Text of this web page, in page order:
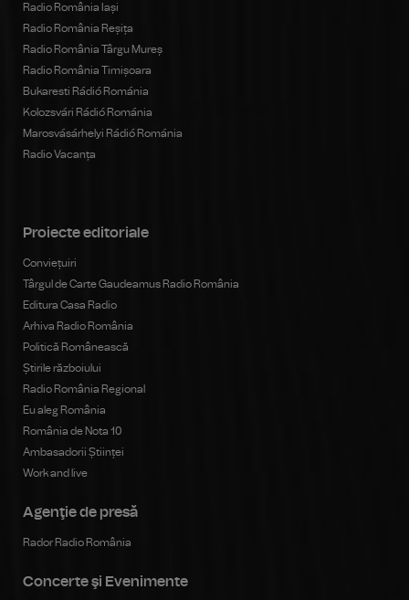
Radio România Iași
Radio România Reșița
Radio România Târgu Mureș
Radio România Timișoara
Bukaresti Rádió Románia
Kolozsvári Rádió Románia
Marosvásárhelyi Rádió Románia
Radio Vacanța
Proiecte editoriale
Conviețuiri
Târgul de Carte Gaudeamus Radio România
Editura Casa Radio
Arhiva Radio România
Politică Românească
Știrile războiului
Radio România Regional
Eu aleg România
România de Nota 10
Ambasadorii Științei
Work and live
Agenţie de presă
Rador Radio România
Concerte şi Evenimente